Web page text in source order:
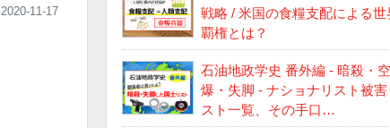
2020-11-17
戦略 / 米国の食糧支配による世
覇権とは？
石油地政学史 番外編 - 暗殺・空
爆・失脚 - ナショナリスト被害
スト一覧、その手口…